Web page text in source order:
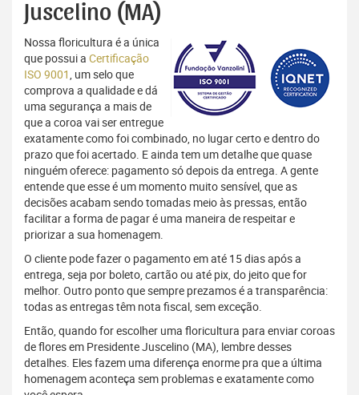
Juscelino (MA)
Nossa floricultura é a única
que possui a Certificação
ISO 9001, um selo que
comprova a qualidade e dá
uma segurança a mais de
que a coroa vai ser entregue
exatamente como foi combinado, no lugar certo e dentro do
prazo que foi acertado. E ainda tem um detalhe que quase
ninguém oferece: pagamento só depois da entrega. A gente
entende que esse é um momento muito sensível, que as
decisões acabam sendo tomadas meio às pressas, então
facilitar a forma de pagar é uma maneira de respeitar e
priorizar a sua homenagem.
O cliente pode fazer o pagamento em até 15 dias após a
entrega, seja por boleto, cartão ou até pix, do jeito que for
melhor. Outro ponto que sempre prezamos é a transparência:
todas as entregas têm nota fiscal, sem exceção.
Então, quando for escolher uma floricultura para enviar coroas
de flores em Presidente Juscelino (MA), lembre desses
detalhes. Eles fazem uma diferença enorme pra que a última
homenagem aconteça sem problemas e exatamente como